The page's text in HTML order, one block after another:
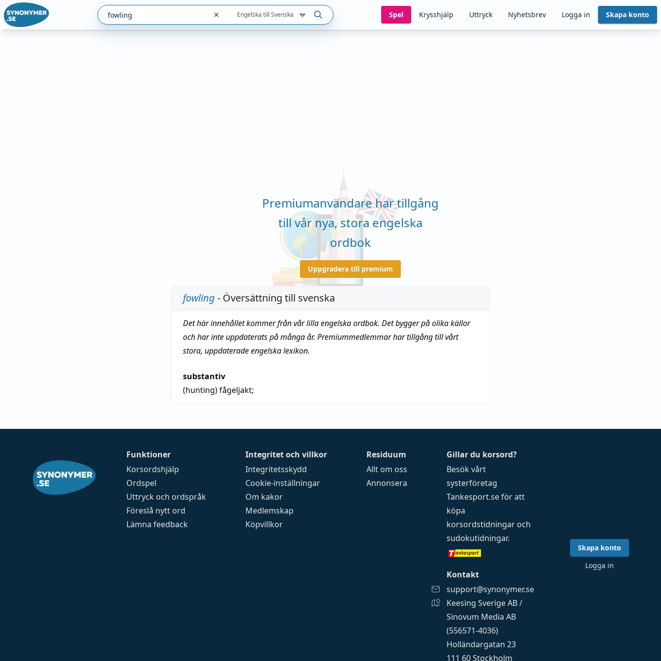
Engelska till Svenska Spel Krysshjälp Uttryck Nyhetsbrev Logga in Skapa konto
Premiumanvändare har tillgång
till vår nya, stora engelska
ordbok
Uppgradera till premium
fowling - Översättning till svenska
Det här innehållet kommer från vår lilla engelska ordbok. Det bygger på olika källor
och har inte uppdaterats på många år. Premiummedlemmar har tillgång till vårt
stora, uppdaterade engelska lexikon.
substantiv
(hunting)fågeljakt;
Funktioner
Korsordshjälp
Ordspel
Uttryck och ordspråk
Föreslå nytt ord
Lämna feedback
Integritet och villkor
Integritetsskydd
Cookie-inställningar
Om kakor
Medlemskap
Köpvillkor
Residuum
Allt om oss
Annonsera
Gillar du korsord?
Besök vårt
systerföretag
Tankesport.seför att
köpa
korsordstidningar och
sudokutidningar.
Kontakt
support@synonymer.se
Keesing Sverige AB /
Sinovum Media AB
(556571-4036)
Holländargatan 23
111 60 Stockholm
Skapa konto
Logga in